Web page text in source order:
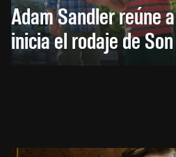
Adam Sandler reúne
inicia el rodaje de